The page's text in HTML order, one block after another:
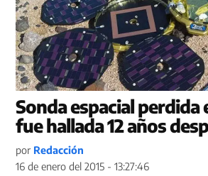
Sonda espacial perdida
fue hallada 12 años
por Redacción
16 de enero del 2015 - 13:27:46